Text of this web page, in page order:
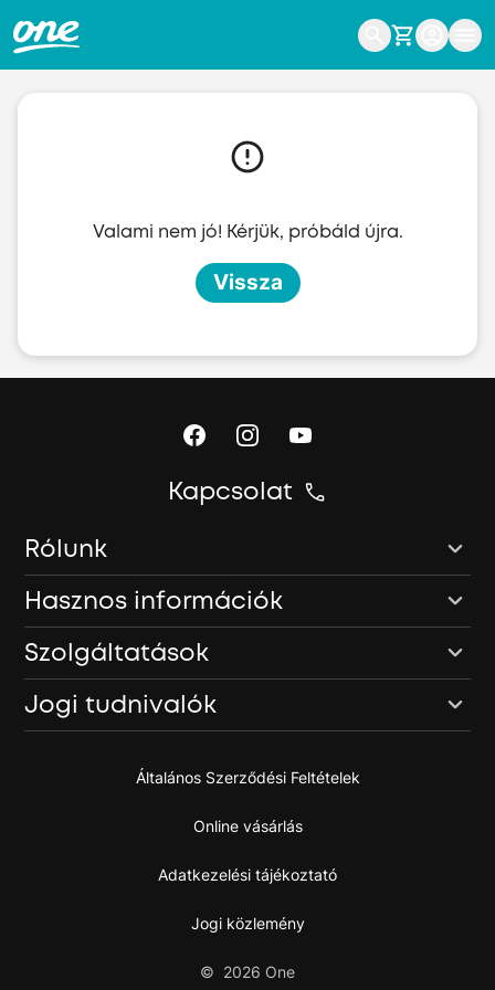
Valami nem jó! Kérjük, próbáld újra.
Vissza
Kapcsolat
Rólunk
Hasznos információk
Szolgáltatások
Jogi tudnivalók
Általános Szerződési Feltételek
Online vásárlás
Adatkezelési tájékoztató
Jogi közlemény
© 2026 One